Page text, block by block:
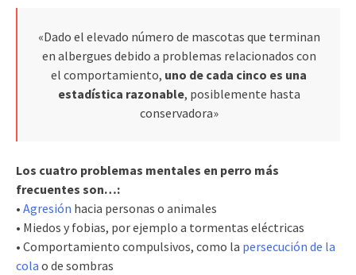
«Dado el elevado número de mascotas que terminan
en albergues debido a problemas relacionados con
el comportamiento, uno de cada cinco es una
estadística razonable, posiblemente hasta
conservadora»
Los cuatro problemas mentales en perro más
frecuentes son…:
• Agresión hacia personas o animales
• Miedos y fobias, por ejemplo a tormentas eléctricas
• Comportamiento compulsivos, como la persecución de la
cola o de sombras